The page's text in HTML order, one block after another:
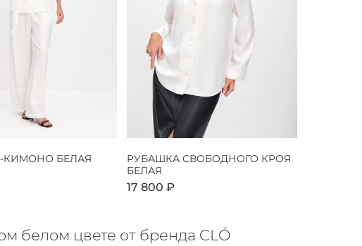
КИМОНО БЕЛАЯ
РУБАШКА СВОБОДНОГО КРОЯ
БЕЛАЯ
17 800 ₽
белом цвете от бренда CLÓ